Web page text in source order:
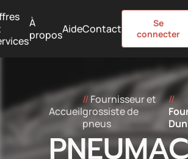
À
proposAideContact
Se
connecter
Accueil
//Fournisseur et
grossiste de
pneus
//